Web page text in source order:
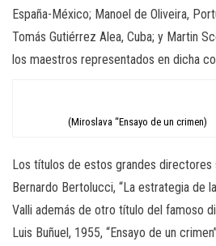
España-México; Manoel de Oliveira,
Tomás Gutiérrez Alea, Cuba; y Martin
los maestros representados en dicha
(Miroslava “Ensayo de un crimen)
Los títulos de estos grandes directores
Bernardo Bertolucci, “La estrategia de
Valli además de otro título del famoso
Luis Buñuel, 1955, “Ensayo de un